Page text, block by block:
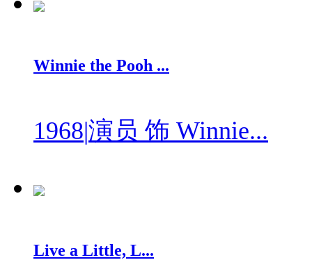
Winnie the Pooh ...
1968|演员 饰 Winnie...
Live a Little, L...